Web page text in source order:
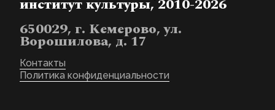
институт культуры, 2010-2026
650029, г. Кемерово, ул.
Ворошилова, д. 17
Контакты
Политика конфиденциальности